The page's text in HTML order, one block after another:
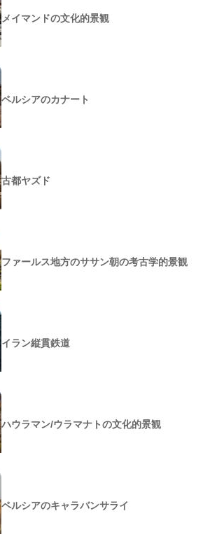
メイマンドの文化的景観
ペルシアのカナート
古都ヤズド
ファールス地方のササン朝の考古学的景観
イラン縦貫鉄道
ハウラマン/ウラマナトの文化的景観
ペルシアのキャラバンサライ